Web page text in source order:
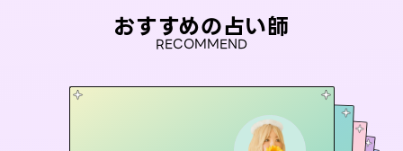
おすすめの占い師
RECOMMEND